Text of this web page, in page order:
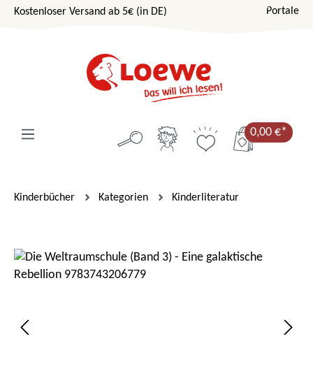
Zum Hauptinhalt springen
Kostenloser Versand ab 5€ (in DE) Portale
0,00 €*
Kinderbücher Kategorien Kinderliteratur
Bildergalerie überspringen